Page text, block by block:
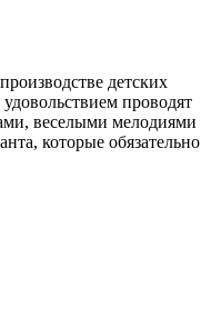
детских
проводят
веселыми мелодиями
которые обязательно